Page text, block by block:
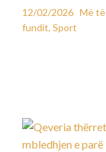
12/02/2026 Më të
fundit, Sport